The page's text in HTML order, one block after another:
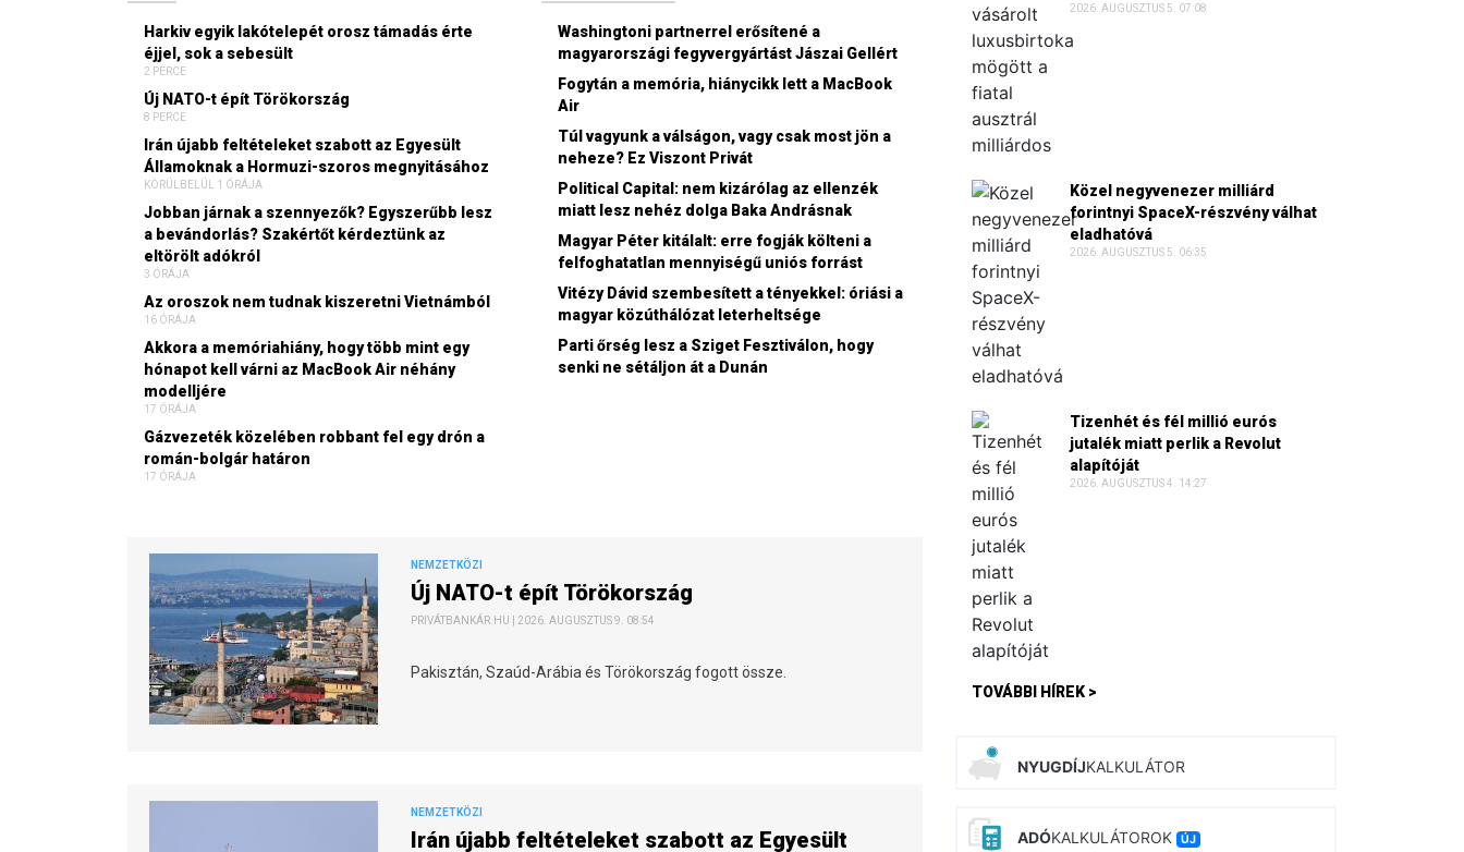
Harkiv egyik lakótelepét orosz támadás érte
éjjel, sok a sebesült
2 PERCE
Új NATO-t épít Törökország
8 PERCE
Irán újabb feltételeket szabott az Egyesült
Államoknak a Hormuzi-szoros megnyitásához
KÖRÜLBELÜL 1 ÓRÁJA
Jobban járnak a szennyezők? Egyszerűbb lesz
a bevándorlás? Szakértőt kérdeztünk az
eltörölt adókról
3 ÓRÁJA
Az oroszok nem tudnak kiszeretni Vietnámból
16 ÓRÁJA
Akkora a memóriahiány, hogy több mint egy
hónapot kell várni az MacBook Air néhány
modelljére
17 ÓRÁJA
Gázvezeték közelében robbant fel egy drón a
román-bolgár határon
17 ÓRÁJA
Washingtoni partnerrel erősítené a
magyarországi fegyvergyártást Jászai Gellért
Fogytán a memória, hiánycikk lett a MacBook
Air
Túl vagyunk a válságon, vagy csak most jön a
neheze? Ez Viszont Privát
Political Capital: nem kizárólag az ellenzék
miatt lesz nehéz dolga Baka Andrásnak
Magyar Péter kitálalt: erre fogják költeni a
felfoghatatlan mennyiségű uniós forrást
Vitézy Dávid szembesített a tényekkel: óriási a
magyar közúthálózat leterheltsége
Parti őrség lesz a Sziget Fesztiválon, hogy
senki ne sétáljon át a Dunán
NEMZETKÖZI
Új NATO-t épít Törökország
PRIVÁTBANKÁR.HU | 2026. AUGUSZTUS 9. 08:54
Pakisztán, Szaúd-Arábia és Törökország fogott össze.
NEMZETKÖZI
Irán újabb feltételeket szabott az Egyesült
2026. AUGUSZTUS 5. 07:08
Közel negyvenezer milliárd
forintnyi SpaceX-részvény válhat
eladhatóvá
2026. AUGUSZTUS 5. 06:35
Tizenhét és fél millió eurós
jutalék miatt perlik a Revolut
alapítóját
2026. AUGUSZTUS 4. 14:27
TOVÁBBI HÍREK >
NYUGDÍJKALKULÁTOR
ADÓKALKULÁTOROK ÚJ